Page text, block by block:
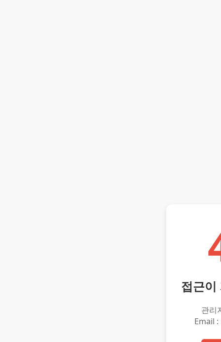
접근이
관리
Email